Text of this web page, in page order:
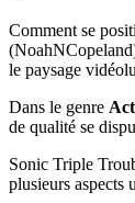
Comment se
le paysage
Dans le genre
de qualité se
Sonic Triple
plusieurs aspects